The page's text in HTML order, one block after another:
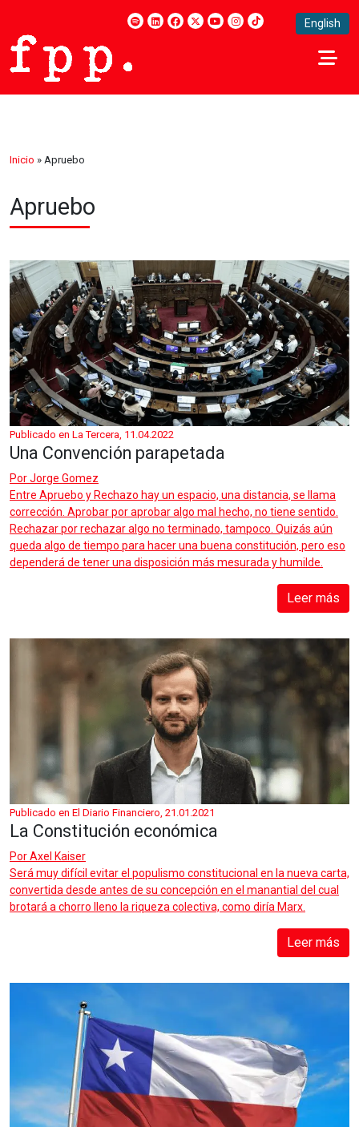
English
Inicio » Apruebo
Apruebo
Publicado en La Tercera, 11.04.2022
Una Convención parapetada
PorJorge Gomez
Entre Apruebo y Rechazo hay un espacio, una distancia, se llama
corrección. Aprobar por aprobar algo mal hecho, no tiene sentido.
Rechazar por rechazar algo no terminado, tampoco. Quizás aún
queda algo de tiempo para hacer una buena constitución, pero eso
dependerá de tener una disposición más mesurada y humilde.
Leer más
Publicado en El Diario Financiero, 21.01.2021
La Constitución económica
PorAxel Kaiser
Será muy difícil evitar el populismo constitucional en la nueva carta,
convertida desde antes de su concepción en el manantial del cual
brotará a chorro lleno la riqueza colectiva, como diría Marx.
Leer más